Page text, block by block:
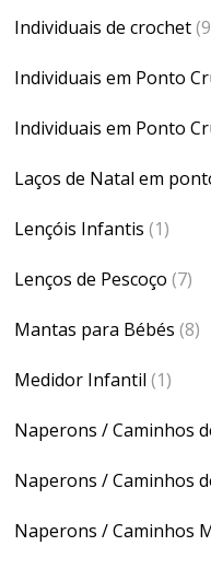
Individuais de crochet
Individuais em Ponto
Individuais em Ponto
Laços de Natal em
Lençóis Infantis (1)
Lenços de Pescoço (7)
Mantas para Bébés (8)
Medidor Infantil (1)
Naperons / Caminhos
Naperons / Caminhos
Naperons / Caminhos